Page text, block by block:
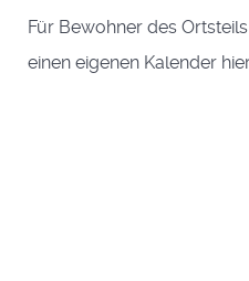
Für Bewohner des
einen eigenen Kalender